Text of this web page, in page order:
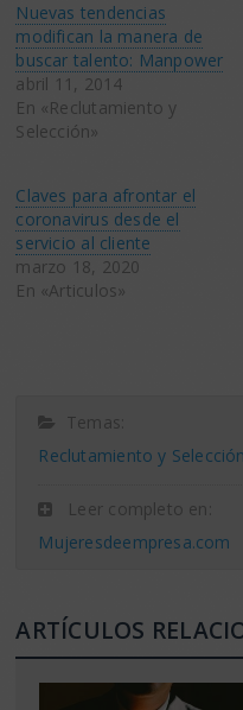
una
ventana
nueva)
una
ventana
nueva)
Nuevas tendencias
modifican la manera de
buscar talento: Manpower
abril 11, 2014
En «Reclutamiento y
Selección»
Claves para afrontar el
coronavirus desde el
servicio al cliente
marzo 18, 2020
En «Articulos»
Temas:
Reclutamiento y Selección
Leer completo en:
Mujeresdeempresa.com
ARTÍCULOS